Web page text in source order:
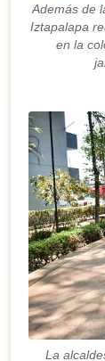
Además de
Iztapalapa
en la
La